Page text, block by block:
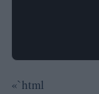
«`html